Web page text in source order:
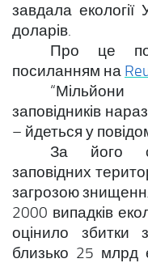
завдала екології
доларів.
Про це
посиланням на
заповідників
– йдеться у
За його
заповідних
загрозою
2000 випадків
оцінило збитки
близько 25